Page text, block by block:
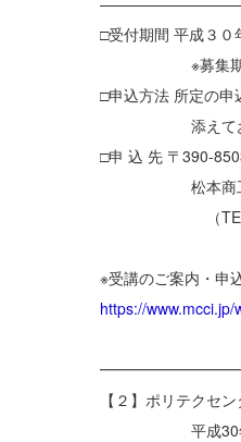
□受付期間 平成３０
※募集期間は
□申込方法 所定の申
添えてお申
□申 込 先 〒390-
松本商工会議
（TEL 0263-
※受講のご案内・申
https://
【２】ポリテクセ
平成30年度生